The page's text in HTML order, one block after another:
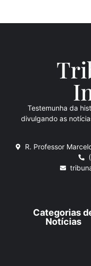
Testemunha da
divulgando as
R. Professor
Categorias
Notícias